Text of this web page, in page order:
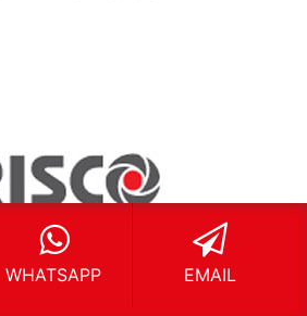
WHATSAPP EMAIL